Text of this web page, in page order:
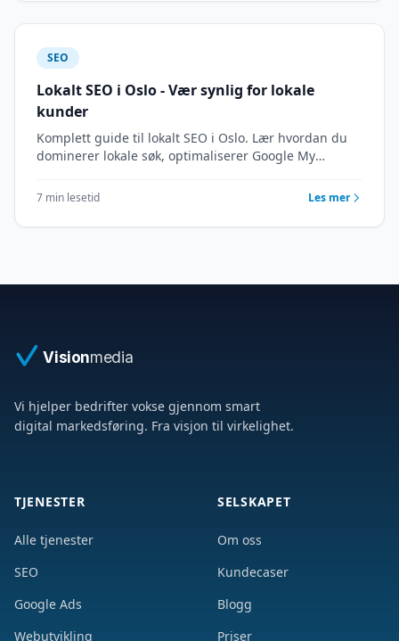
SEO
Lokalt SEO i Oslo - Vær synlig for lokale
kunder
Komplett guide til lokalt SEO i Oslo. Lær hvordan du
dominerer lokale søk, optimaliserer Google My
7 min lesetid Les mer
Visionmedia
Vi hjelper bedrifter vokse gjennom smart
digital markedsføring. Fra visjon til virkelighet.
TJENESTER
Alle tjenester
SEO
Google Ads
Webutvikling
SELSKAPET
Om oss
Kundecaser
Blogg
Priser